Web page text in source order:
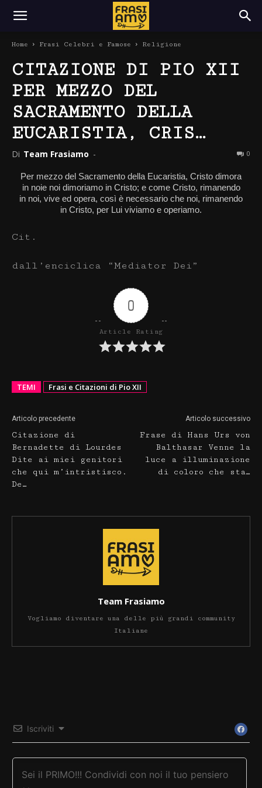
Home Frasi Celebri e Famose Religione
CITAZIONE DI PIO XII
PER MEZZO DEL
SACRAMENTO DELLA
EUCARISTIA, CRIS…
Di Team Frasiamo - 0
Per mezzo del Sacramento della Eucaristia, Cristo dimora
in noie noi dimoriamo in Cristo; e come Cristo, rimanendo
in noi, vive ed opera, così è necessario che noi, rimanendo
in Cristo, per Lui viviamo e operiamo.
Cit.
dall’enciclica “Mediator Dei”
0
Article Rating
TEMI Frasi e Citazioni di Pio XII
Articolo precedente
Citazione di
Bernadette di Lourdes
Dite ai miei genitori
che qui m’intristisco.
De…
Articolo successivo
Frase di Hans Urs von
Balthasar Venne la
luce a illuminazione
di coloro che sta…
Team Frasiamo
Vogliamo diventare una delle più grandi community
Italiane
Iscriviti